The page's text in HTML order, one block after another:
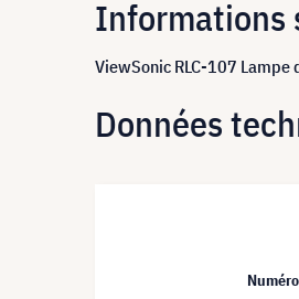
Informations
ViewSonic RLC-107
Données